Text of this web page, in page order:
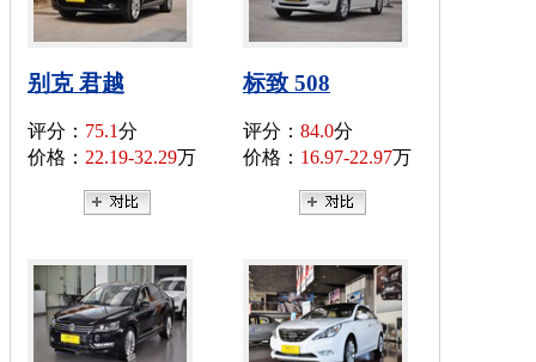
别克 君越
评分： 75.1分
价格： 22.19-32.29万
标致 508
评分： 84.0分
价格： 16.97-22.97万